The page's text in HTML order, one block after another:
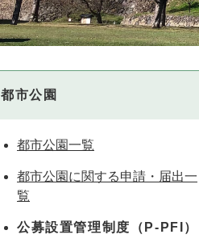
都市公園
都市公園一覧
都市公園に関する申請・届出一
覧
公募設置管理制度（P-PFI）